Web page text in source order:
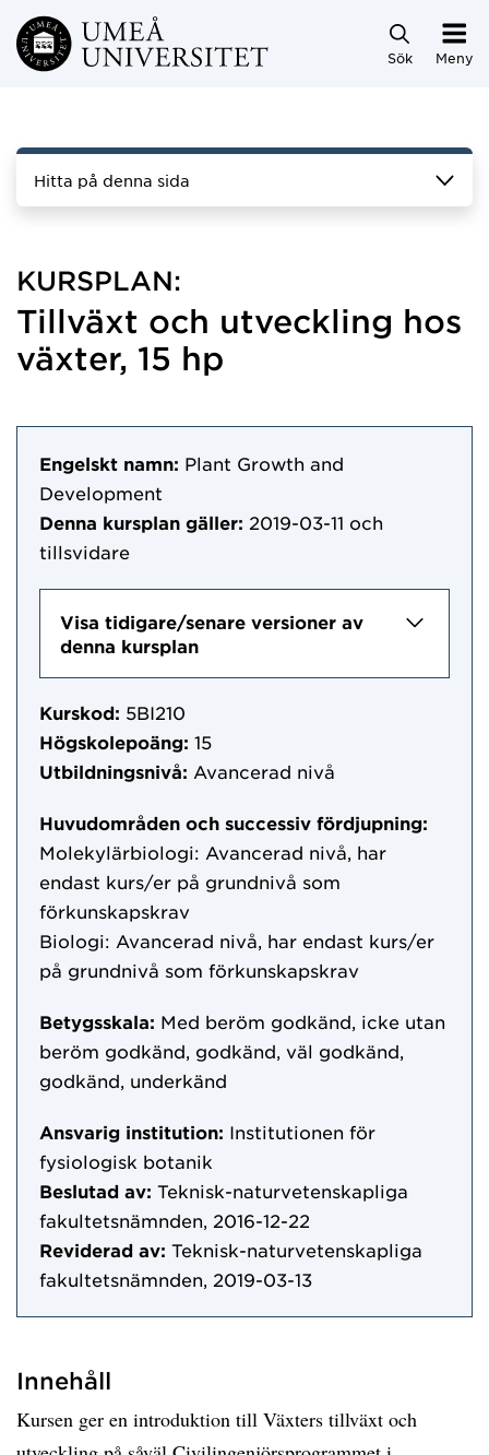
Hoppa direkt till innehållet
Sök Meny
Hitta på denna sida
KURSPLAN:
Tillväxt och utveckling hos
växter, 15 hp
Engelskt namn: Plant Growth and
Development
Denna kursplan gäller: 2019-03-11 och
tillsvidare
Visa tidigare/senare versioner av
denna kursplan
Kurskod: 5BI210
Högskolepoäng: 15
Utbildningsnivå: Avancerad nivå
Huvudområden och successiv fördjupning:
Molekylärbiologi: Avancerad nivå, har
endast kurs/er på grundnivå som
förkunskapskrav
Biologi: Avancerad nivå, har endast kurs/er
på grundnivå som förkunskapskrav
Betygsskala: Med beröm godkänd, icke utan
beröm godkänd, godkänd, väl godkänd,
godkänd, underkänd
Ansvarig institution: Institutionen för
fysiologisk botanik
Beslutad av: Teknisk-naturvetenskapliga
fakultetsnämnden, 2016-12-22
Reviderad av: Teknisk-naturvetenskapliga
fakultetsnämnden, 2019-03-13
Innehåll
Kursen ger en introduktion till Växters tillväxt och